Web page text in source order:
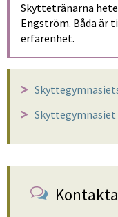
Skyttetränarna
Engström. Båda är
erfarenhet.